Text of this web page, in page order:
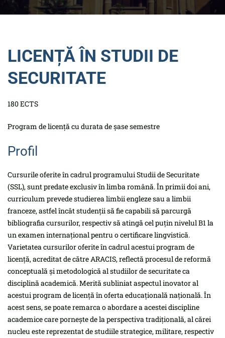
LICENȚĂ ÎN STUDII DE
SECURITATE
180 ECTS
Program de licență cu durata de șase semestre
Profil
Cursurile oferite în cadrul programului Studii de Securitate
(SSL), sunt predate exclusiv în limba română. În primii doi ani,
curriculum prevede studierea limbii engleze sau a limbii
franceze, astfel încât studenții să fie capabili să parcurgă
bibliografia cursurilor, respectiv să atingă cel puțin nivelul B1 la
un examen internațional pentru o certificare lingvistică.
Varietatea cursurilor oferite în cadrul acestui program de
licență, acreditat de către ARACIS, reflectă procesul de reformă
conceptuală și metodologică al studiilor de securitate ca
disciplină academică. Merită subliniat aspectul inovator al
acestui program de licență în oferta educațională națională. În
acest sens, se poate remarca o abordare a acestei discipline
academice care pornește de la perspectiva tradițională, al cărei
nucleu este reprezentat de studiile strategice, militare, respectiv